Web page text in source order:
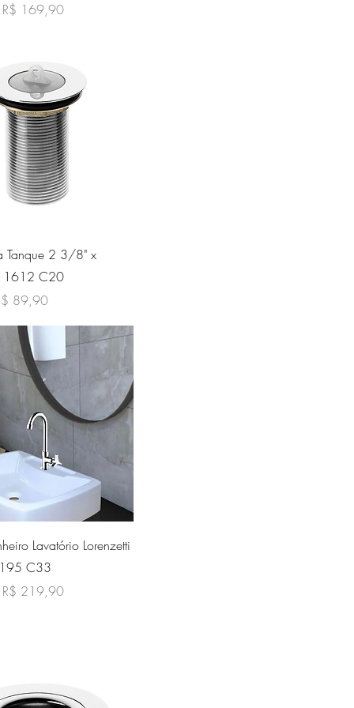
Preço promocional
R$ 169,90
rápida
Tanque 2 3/8" x
C20
promocional
89,90
rápida
Lavatório Lorenzetti
C33
Preço promocional
R$ 219,90